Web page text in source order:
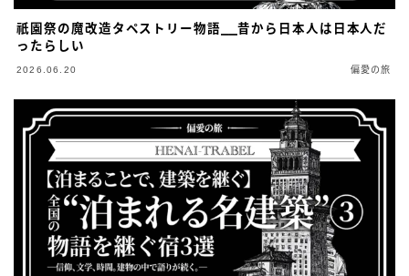
祇園祭の魔改造タペストリー物語⎯⎯昔から日本人は日本人だ
ったらしい
2026.06.20 偏愛の旅